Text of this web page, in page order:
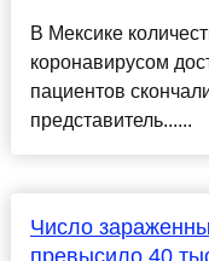
В Мексике
коронавирусом
пациентов
представитель......
Число